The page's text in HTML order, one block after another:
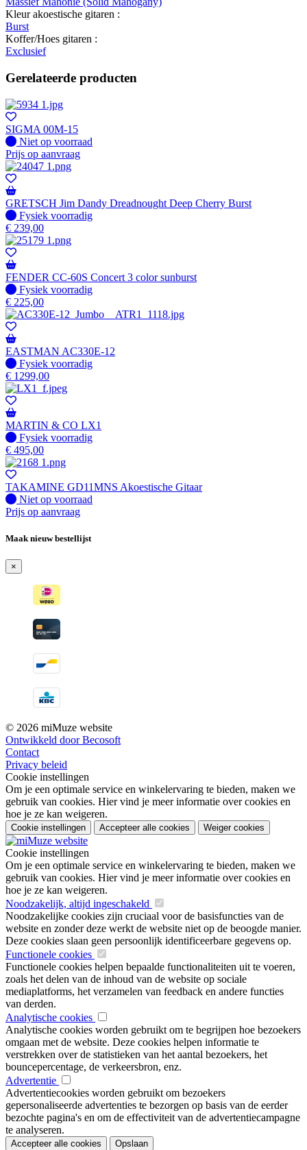
Kleur akoestische gitaren :
Burst
Koffer/Hoes gitaren :
Exclusief
Gerelateerde producten
SIGMA 00M-15
Fysiek voorradig
Niet op voorraad
Prijs op aanvraag
GRETSCH Jim Dandy Dreadnought Deep Cherry Burst
Fysiek voorradig
Fysiek voorradig
€ 239,00
FENDER CC-60S Concert 3 color sunburst
Fysiek voorradig
Fysiek voorradig
€ 225,00
EASTMAN AC330E-12
Fysiek voorradig
Fysiek voorradig
€ 1299,00
MARTIN & CO LX1
Fysiek voorradig
Fysiek voorradig
€ 495,00
TAKAMINE GD11MNS Akoestische Gitaar
Fysiek voorradig
Niet op voorraad
Prijs op aanvraag
Maak nieuw bestellijst
×
© 2026 miMuze website
Ontwikkeld door Becosoft
Contact
Privacy beleid
Cookie instellingen
Om je een optimale service en winkelervaring te bieden, maken we
gebruik van cookies. Hier vind je meer informatie over cookies en
hoe je ze kan weigeren.
Cookie instellingen Accepteer alle cookies Weiger cookies
Cookie instellingen
Om je een optimale service en winkelervaring te bieden, maken we
gebruik van cookies. Hier vind je meer informatie over cookies en
hoe je ze kan weigeren.
Noodzakelijk, altijd ingeschakeld
Noodzakelijke cookies zijn cruciaal voor de basisfuncties van de
website en zonder deze werkt de website niet op de beoogde manier.
Deze cookies slaan geen persoonlijk identificeerbare gegevens op.
Functionele cookies
Functionele cookies helpen bepaalde functionaliteiten uit te voeren,
zoals het delen van de inhoud van de website op sociale
mediaplatforms, het verzamelen van feedback en andere functies
van derden.
Analytische cookies
Analytische cookies worden gebruikt om te begrijpen hoe bezoekers
omgaan met de website. Deze cookies helpen informatie te
verstrekken over de statistieken van het aantal bezoekers, het
bouncepercentage, de verkeersbron, enz.
Advertentie
Advertentiecookies worden gebruikt om bezoekers
gepersonaliseerde advertenties te bezorgen op basis van de eerder
bezochte pagina's en om de effectiviteit van de advertentiecampagne
te analyseren.
Accepteer alle cookies Opslaan